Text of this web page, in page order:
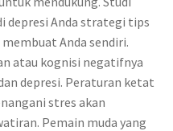
depresi Anda strategi tips
Anda sendiri.
atau kognisi negatifnya
depresi. Peraturan ketat
stres akan
Pemain muda yang